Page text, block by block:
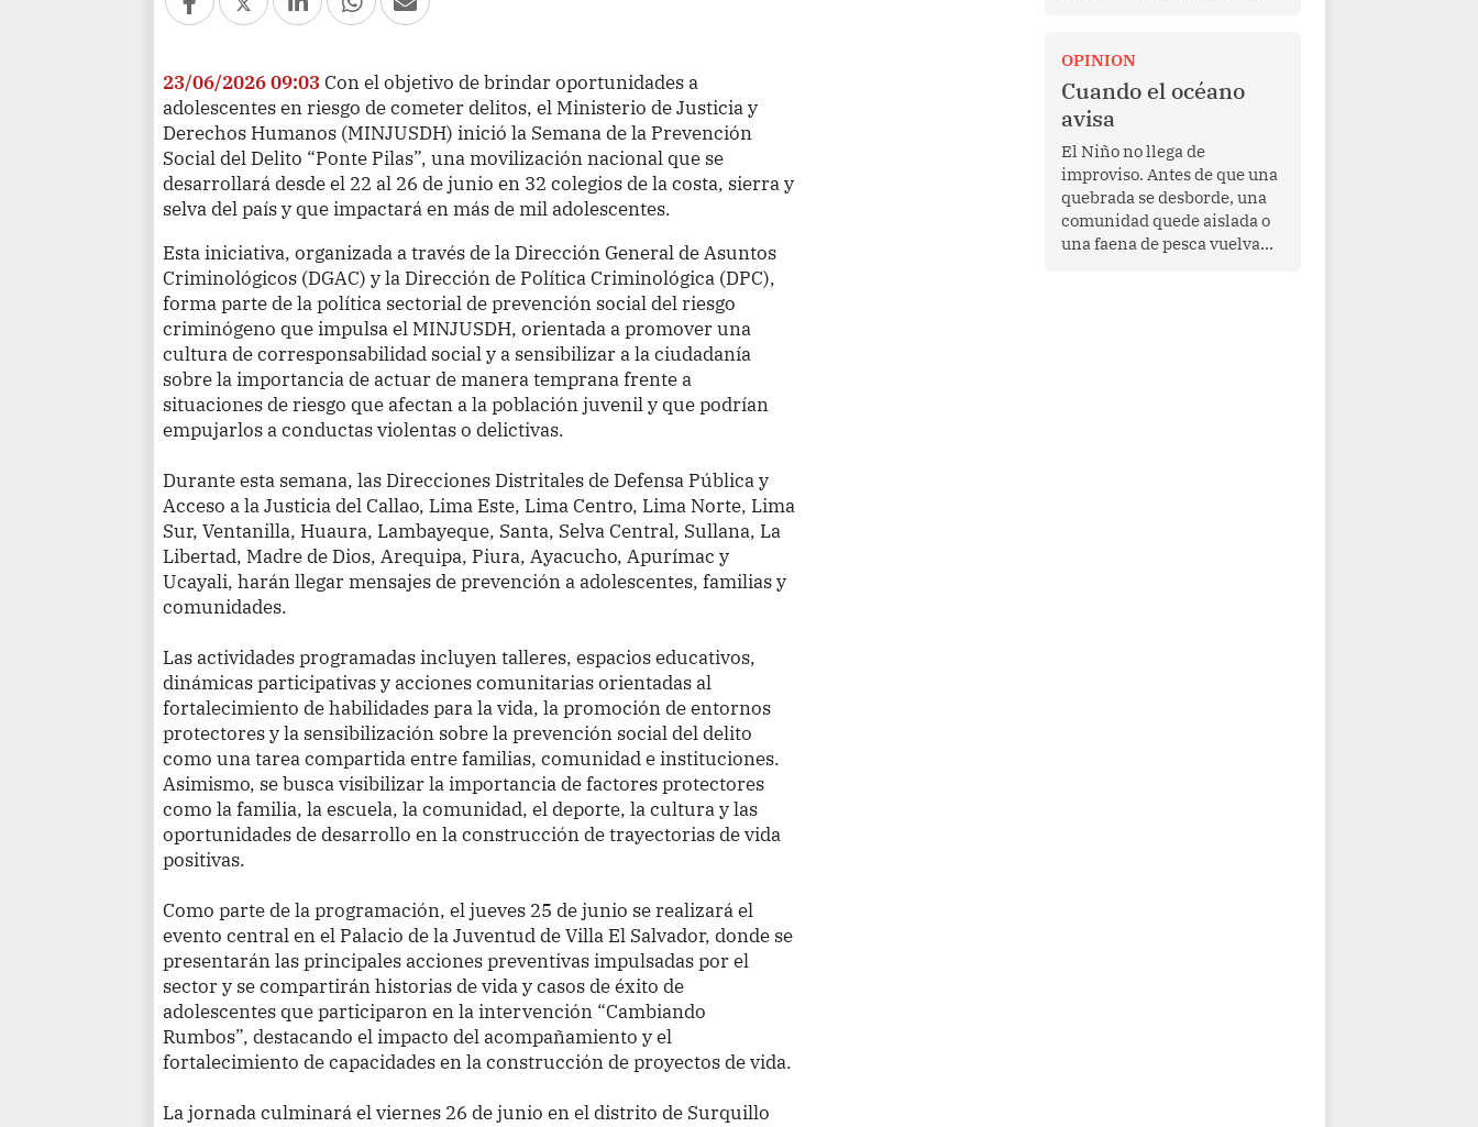
23/06/2026 09:03Con el objetivo de brindar oportunidades a
adolescentes en riesgo de cometer delitos, el Ministerio de Justicia y
Derechos Humanos (MINJUSDH) inició la Semana de la Prevención
Social del Delito “Ponte Pilas”, una movilización nacional que se
desarrollará desde el 22 al 26 de junio en 32 colegios de la costa, sierra y
selva del país y que impactará en más de mil adolescentes.
Esta iniciativa, organizada a través de la Dirección General de Asuntos
Criminológicos (DGAC) y la Dirección de Política Criminológica (DPC),
forma parte de la política sectorial de prevención social del riesgo
criminógeno que impulsa el MINJUSDH, orientada a promover una
cultura de corresponsabilidad social y a sensibilizar a la ciudadanía
sobre la importancia de actuar de manera temprana frente a
situaciones de riesgo que afectan a la población juvenil y que podrían
empujarlos a conductas violentas o delictivas.
Durante esta semana, las Direcciones Distritales de Defensa Pública y
Acceso a la Justicia del Callao, Lima Este, Lima Centro, Lima Norte, Lima
Sur, Ventanilla, Huaura, Lambayeque, Santa, Selva Central, Sullana, La
Libertad, Madre de Dios, Arequipa, Piura, Ayacucho, Apurímac y
Ucayali, harán llegar mensajes de prevención a adolescentes, familias y
comunidades.
Las actividades programadas incluyen talleres, espacios educativos,
dinámicas participativas y acciones comunitarias orientadas al
fortalecimiento de habilidades para la vida, la promoción de entornos
protectores y la sensibilización sobre la prevención social del delito
como una tarea compartida entre familias, comunidad e instituciones.
Asimismo, se busca visibilizar la importancia de factores protectores
como la familia, la escuela, la comunidad, el deporte, la cultura y las
oportunidades de desarrollo en la construcción de trayectorias de vida
positivas.
Como parte de la programación, el jueves 25 de junio se realizará el
evento central en el Palacio de la Juventud de Villa El Salvador, donde se
presentarán las principales acciones preventivas impulsadas por el
sector y se compartirán historias de vida y casos de éxito de
adolescentes que participaron en la intervención “Cambiando
Rumbos”, destacando el impacto del acompañamiento y el
fortalecimiento de capacidades en la construcción de proyectos de vida.
La jornada culminará el viernes 26 de junio en el distrito de Surquillo
en marzo de este año por el
mandatario estadounidense
Donald Trump, con el fin de
enfrentar al crimen
transnacional organizado y
al tráfico de drogas.
OPINION
Cuando el océano
avisa
El Niño no llega de
improviso. Antes de que una
quebrada se desborde, una
comunidad quede aislada o
una faena de pesca vuelva